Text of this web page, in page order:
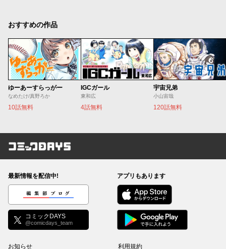
おすすめの作品
ゆーあーすらっがー
なめたけ/真野ろか
10話無料
IGCガール
東和広
4話無料
宇宙兄弟
小山宙哉
120話無料
コミックDAYS
最新情報を配信中!
編集部ブログ
コミックDAYS
@comicdays_team
アプリもあります
お知らせ 利用規約